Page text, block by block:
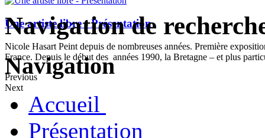
Une artiste libre - Présentation
Nicole Hasart Peint depuis de nombreuses années. Première
France. Depuis le début des années 1990, la Bretagne – et plus
Previous
Next
Navigation de
Navigation
Accueil
Présentation